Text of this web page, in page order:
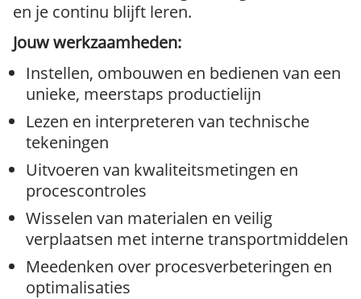
en je continu blijft leren.
Jouw werkzaamheden:
Instellen, ombouwen en bedienen van een
unieke, meerstaps productielijn
Lezen en interpreteren van technische
tekeningen
Uitvoeren van kwaliteitsmetingen en
procescontroles
Wisselen van materialen en veilig
verplaatsen met interne transportmiddelen
Meedenken over procesverbeteringen en
optimalisaties